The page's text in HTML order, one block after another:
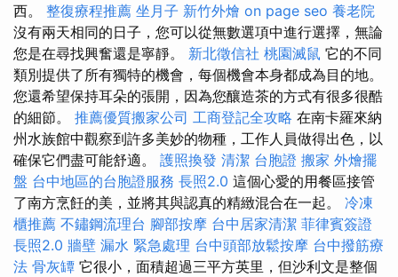
西。 整復療程推薦 坐月子 新竹外燴 on page seo 養老院
沒有兩天相同的日子，您可以從無數選項中進行選擇，無論
您是在尋找興奮還是寧靜。 新北徵信社 桃園滅鼠 它的不同
類別提供了所有獨特的機會，每個機會本身都成為目的地。
您還希望保持耳朵的張開，因為您釀造茶的方式有很多很酷
的細節。 推薦優質搬家公司 工商登記全攻略 在南卡羅來納
州水族館中觀察到許多美妙的物種，工作人員做得出色，以
確保它們盡可能舒適。 護照換發 清潔 台胞證 搬家 外燴擺
盤 台中地區的台胞證服務 長照2.0 這個心愛的用餐區接管
了南方烹飪的美，並將其與認真的精緻混合在一起。 冷凍
櫃推薦 不鏽鋼流理台 腳部按摩 台中居家清潔 菲律賓簽證
長照2.0 牆壁 漏水 緊急處理 台中頭部放鬆按摩 台中撥筋療
法 骨灰罈 它很小，面積超過三平方英里，但沙利文是整個